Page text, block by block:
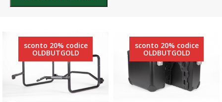
sconto 20% codice
OLDBUTGOLD
sconto 20% codice
OLDBUTGOLD